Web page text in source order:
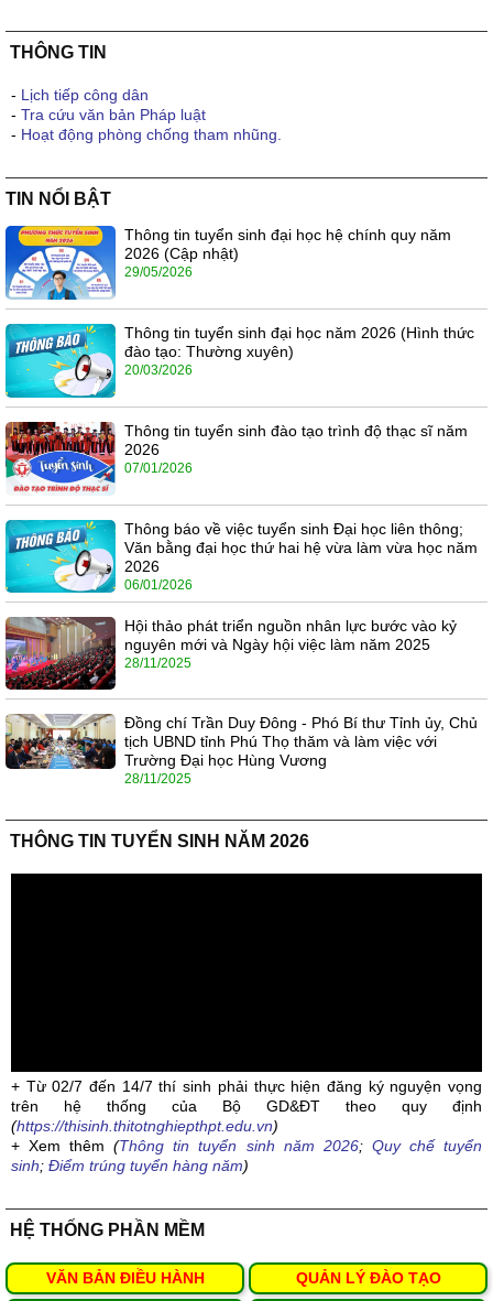
THÔNG TIN
- Lịch tiếp công dân
- Tra cứu văn bản Pháp luật
- Hoạt động phòng chống tham nhũng.
TIN NỔI BẬT
Thông tin tuyển sinh đại học hệ chính quy năm
2026 (Cập nhật)
29/05/2026
Thông tin tuyển sinh đại học năm 2026 (Hình thức
đào tạo: Thường xuyên)
20/03/2026
Thông tin tuyển sinh đào tạo trình độ thạc sĩ năm
2026
07/01/2026
Thông báo về việc tuyển sinh Đại học liên thông;
Văn bằng đại học thứ hai hệ vừa làm vừa học năm
2026
06/01/2026
Hội thảo phát triển nguồn nhân lực bước vào kỷ
nguyên mới và Ngày hội việc làm năm 2025
28/11/2025
Đồng chí Trần Duy Đông - Phó Bí thư Tỉnh ủy, Chủ
tịch UBND tỉnh Phú Thọ thăm và làm việc với
Trường Đại học Hùng Vương
28/11/2025
THÔNG TIN TUYỂN SINH NĂM 2026
+ Từ 02/7 đến 14/7 thí sinh phải thực hiện đăng ký nguyện vọng
trên hệ thống của Bộ GD&ĐT theo quy định
(https://thisinh.thitotnghiepthpt.edu.vn)
+ Xem thêm(Thông tin tuyển sinh năm 2026; Quy chế tuyển
sinh; Điểm trúng tuyển hàng năm)
HỆ THỐNG PHẦN MỀM
VĂN BẢN ĐIỀU HÀNH QUẢN LÝ ĐÀO TẠO